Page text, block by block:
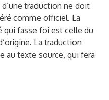
traduction ne doit
comme officiel. La
qui fasse foi est celle du
La traduction
au texte source, qui fera